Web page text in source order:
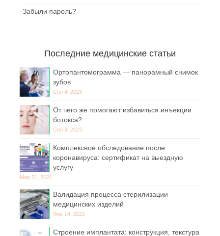
Забыли пароль?
Последние медицинские статьи
Ортопантомограмма — панорамный снимок
зубов
Сен 4, 2023
От чего же помогают избавиться инъекции
ботокса?
Сен 4, 2023
Комплексное обследование после
коронавируса: сертификат на выездную
услугу
Мар 21, 2021
Валидация процесса стерилизации
медицинских изделий
Фев 14, 2021
Строение имплантата: конструкция, текстура